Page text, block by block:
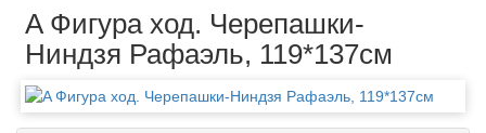
A Фигура ход. Черепашки-
Ниндзя Рафаэль, 119*137см